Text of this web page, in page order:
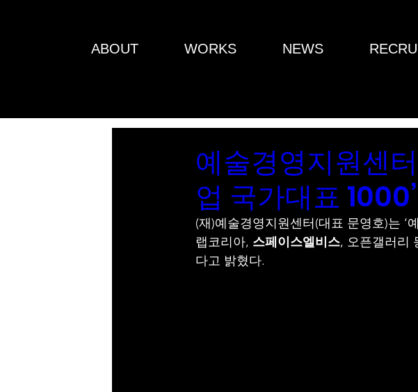
ABOUT WORKS NEWS
예술경영지원센
업 국가대표
(재)예술경영지원센터(대표 문영호)는 ‘
랩코리아, 스페이스엘비스, 오픈갤러리
다고 밝혔다.